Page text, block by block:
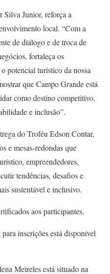
Silva Junior, reforça a
local. “Com a
de diálogo e de troca de
fortaleça os
potencial turístico da nossa
que Campo Grande está
como destino competitivo,
e inclusão”.
do Troféu Edson Contar,
e mesas-redondas que
empreendedores,
tendências, desafios e
sustentável e inclusivo.
aos participantes.
inscrições está disponível
Meireles está situado na